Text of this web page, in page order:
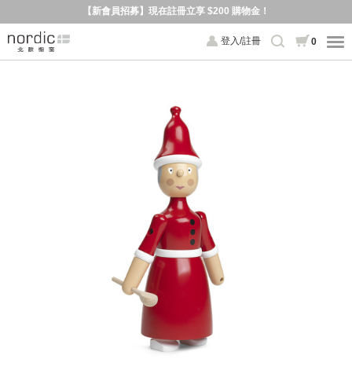
【新會員招募】現在註冊立享 $200 購物金！
登入/註冊 0